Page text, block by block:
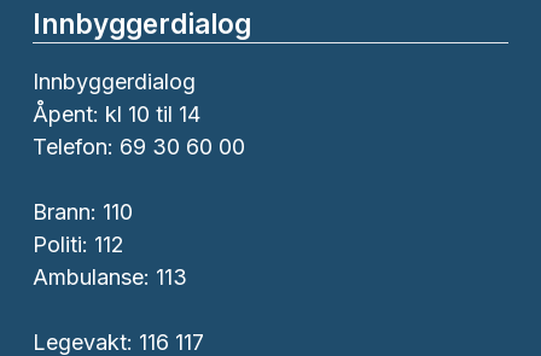
Innbyggerdialog
Innbyggerdialog
Åpent: kl 10 til 14
Telefon: 69 30 60 00
Brann: 110
Politi: 112
Ambulanse: 113
Legevakt: 116 117